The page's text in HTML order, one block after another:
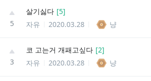
5
살기싫다 [5]
자유
2020.03.28 냥
3
코 고는거 개패고싶다 [2]
자유
2020.03.28 냥